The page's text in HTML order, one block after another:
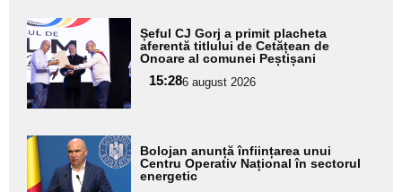
Adaugă
aici textul
pentru
subtitlu
Șeful CJ Gorj a primit placheta
aferentă titlului de Cetățean de
Onoare al comunei Peștișani
15:286 august 2026
Adaugă
aici textul
pentru
Bolojan anunță înființarea unui
Centru Operativ Național în sectorul
energetic